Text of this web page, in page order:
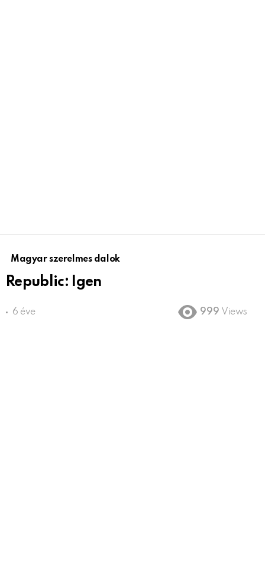
Magyar szerelmes dalok
Republic: Igen
6 éve 999 Views